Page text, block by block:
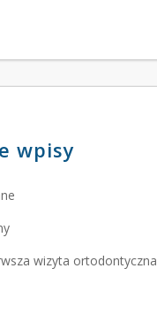
wpisy
wizyta ortodontyczna